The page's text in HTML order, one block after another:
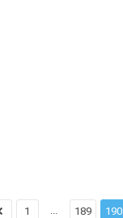
1 ... 189 190